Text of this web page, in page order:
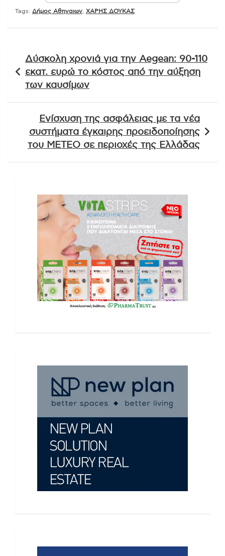
Tags: Δήμος Αθηναιων ΧΑΡΗΣ ΔΟΥΚΑΣ
άρθρων
Δύσκολη χρονιά για την Aegean: 90-110
εκατ. ευρώ το κόστος από την αύξηση
των καυσίμων
Ενίσχυση της ασφάλειας με τα νέα
συστήματα έγκαιρης προειδοποίησης
του ΜΕΤΕΟ σε περιοχές της Ελλάδας